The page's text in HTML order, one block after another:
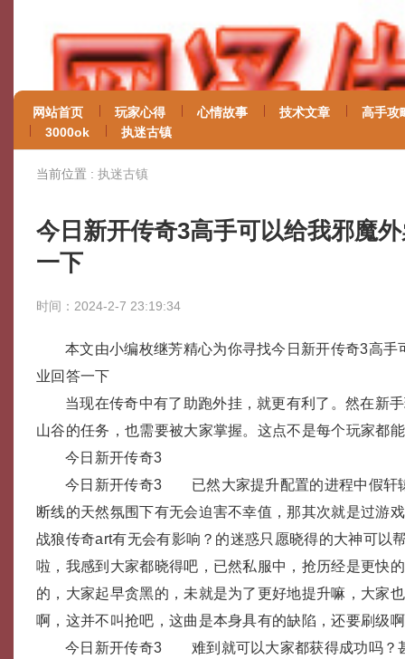
网站首页 玩家心得 心情故事 技术文章
高手攻
3000ok
执迷古镇
当前位置 : 执迷古镇
今日新开传奇3高手可以给我邪魔
一下
时间：2024-2-7 23:19:34
本文由小编枚继芳精心为你寻找今日新开传奇3高手
业回答一下
当现在传奇中有了助跑外挂，就更有利了。然在新
山谷的任务，也需要被大家掌握。这点不是每个玩家都
今日新开传奇3
今日新开传奇3 已然大家提升配置的进程中假轩
断线的天然氛围下有无会迫害不幸值，那其次就是过游
战狼传奇art有无会有影响？的迷惑只愿晓得的大神可以
啦，我感到大家都晓得吧，已然私服中，抢历经是更快
的，大家起早贪黑的，未就是为了更好地提升嘛，大家
啊，这并不叫抢吧，这曲是本身具有的缺陷，还要刷级
今日新开传奇3 难到就可以大家都获得成功吗？